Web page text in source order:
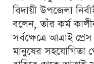
বিদায়ী উপজেলা
বলেন, তাঁর কর্ম
সর্বক্ষেত্রে আত্রাই
মানুষের সহযোগিতা